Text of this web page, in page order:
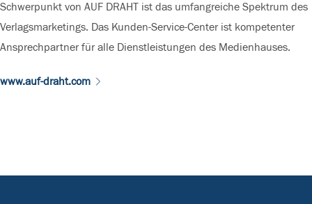
Schwerpunkt von AUF DRAHT ist das umfangreiche Spektrum des
Verlagsmarketings. Das Kunden-Service-Center ist kompetenter
Ansprechpartner für alle Dienstleistungen des Medienhauses.
www.auf-draht.com